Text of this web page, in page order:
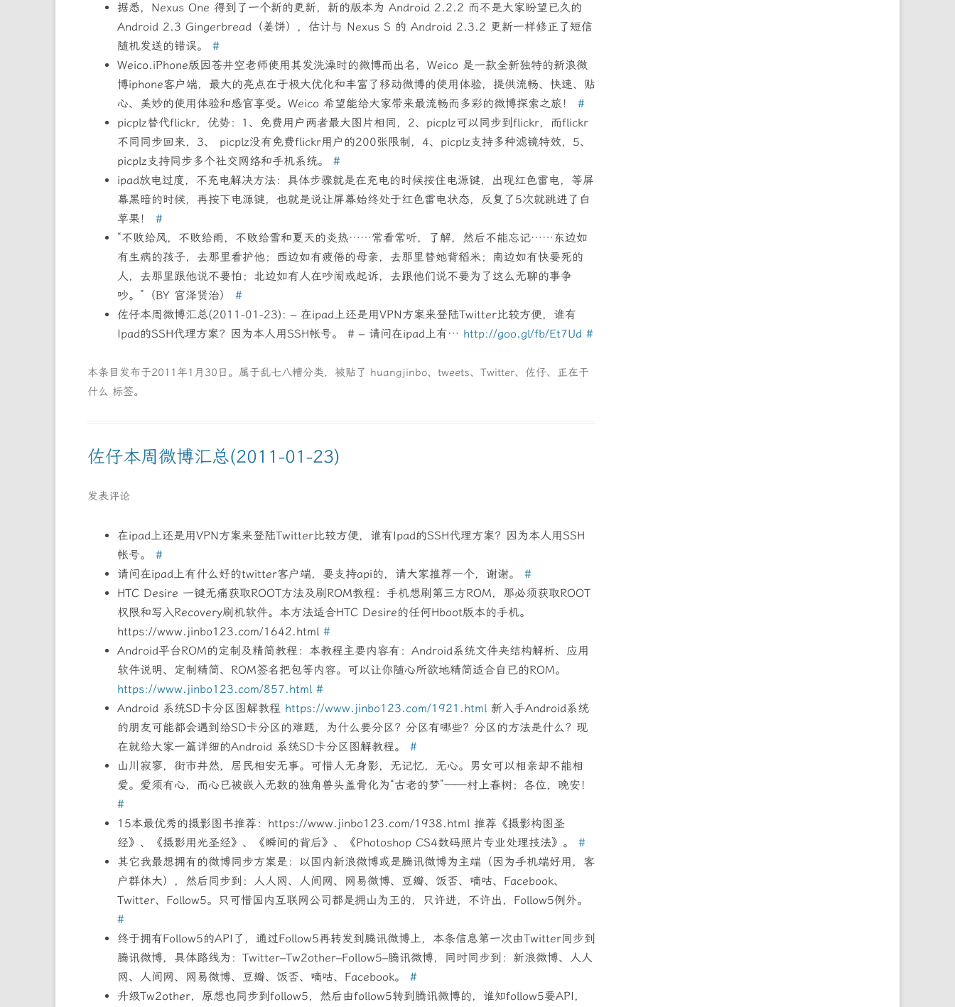
据悉，Nexus One 得到了一个新的更新，新的版本为 Android 2.2.2 而不是大家盼望已久的
Android 2.3 Gingerbread（姜饼），估计与 Nexus S 的 Android 2.3.2 更新一样修正了短信
随机发送的错误。 #
Weico.iPhone版因苍井空老师使用其发洗澡时的微博而出名，Weico 是一款全新独特的新浪微
博iphone客户端，最大的亮点在于极大优化和丰富了移动微博的使用体验，提供流畅、快速、贴
心、美妙的使用体验和感官享受。Weico 希望能给大家带来最流畅而多彩的微博探索之旅！ #
picplz替代flickr，优势：1、免费用户两者最大图片相同，2、picplz可以同步到flickr，而flickr
不同同步回来，3、 picplz没有免费flickr用户的200张限制，4、picplz支持多种滤镜特效，5、
picplz支持同步多个社交网络和手机系统。 #
ipad放电过度，不充电解决方法：具体步骤就是在充电的时候按住电源键，出现红色雷电，等屏
幕黑暗的时候，再按下电源键，也就是说让屏幕始终处于红色雷电状态，反复了5次就跳进了白
苹果！ #
“不败给风，不败给雨，不败给雪和夏天的炎热……常看常听，了解，然后不能忘记……东边如
有生病的孩子，去那里看护他；西边如有疲倦的母亲，去那里替她背稻米；南边如有快要死的
人，去那里跟他说不要怕；北边如有人在吵闹或起诉，去跟他们说不要为了这么无聊的事争
吵。”（BY 宫泽贤治） #
佐仔本周微博汇总(2011-01-23): – 在ipad上还是用VPN方案来登陆Twitter比较方便，谁有
Ipad的SSH代理方案？因为本人用SSH帐号。 # – 请问在ipad上有… http://goo.gl/fb/Et7Ud #
本条目发布于2011年1月30日 。属于乱七八糟分类，被贴了 huangjinbo、tweets、Twitter、佐仔、 正在干
什么 标签。
佐仔本周微博汇总(2011-01-23)
发表评论
在ipad上还是用VPN方案来登陆Twitter比较方便，谁有Ipad的SSH代理方案？因为本人用SSH
帐号。 #
请问在ipad上有什么好的twitter客户端，要支持api的，请大家推荐一个，谢谢。 #
HTC Desire 一键无痛获取ROOT方法及刷ROM教程：手机想刷第三方ROM，那必须获取ROOT
权限和写入Recovery刷机软件。本方法适合HTC Desire的任何Hboot版本的手机。
https://www.jinbo123.com/1642.html #
Android平台ROM的定制及精简教程：本教程主要内容有：Android系统文件夹结构解析、应用
软件说明、定制精简、ROM签名把包等内容。可以让你随心所欲地精简适合自已的ROM。
https://www.jinbo123.com/857.html #
Android 系统SD卡分区图解教程 https://www.jinbo123.com/1921.html新入手Android系统
的朋友可能都会遇到给SD卡分区的难题，为什么要分区？分区有哪些？分区的方法是什么？现
在就给大家一篇详细的Android 系统SD卡分区图解教程。 #
山川寂寥，街市井然，居民相安无事。可惜人无身影，无记忆，无心。男女可以相亲却不能相
爱。爱须有心，而心已被嵌入无数的独角兽头盖骨化为“古老的梦”——村上春树；各位，晚安！
#
15本最优秀的摄影图书推荐：https://www.jinbo123.com/1938.html 推荐《摄影构图圣
经》、《摄影用光圣经》、《瞬间的背后》、《Photoshop CS4数码照片专业处理技法》。 #
其它我最想拥有的微博同步方案是：以国内新浪微博或是腾讯微博为主端（因为手机端好用，客
户群体大），然后同步到：人人网、人间网、网易微博、豆瓣、饭否、嘀咕、Facebook、
Twitter、Follow5。只可惜国内互联网公司都是拥山为王的，只许进，不许出，Follow5例外。
#
终于拥有Follow5的API了，通过Follow5再转发到腾讯微博上，本条信息第一次由Twitter同步到
腾讯微博，具体路线为：Twitter–Tw2other–Follow5–腾讯微博，同时同步到：新浪微博、人人
网、人间网、网易微博、豆瓣、饭否、嘀咕、Facebook。 #
升级Tw2other，原想也同步到follow5，然后由follow5转到腾讯微博的，谁知follow5要API，